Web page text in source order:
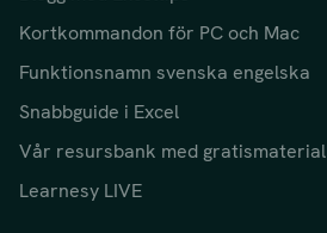
Kortkommandon för PC och Mac
Funktionsnamn svenska engelska
Snabbguide i Excel
Vår resursbank med gratismaterial
Learnesy LIVE